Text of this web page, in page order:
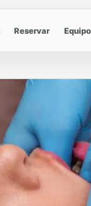
Reservar Equipo